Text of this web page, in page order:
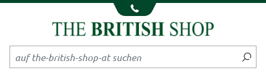
Kompletten Head der Seite überspringen